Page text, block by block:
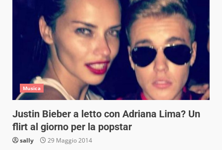
Musica
Justin Bieber a letto con Adriana Lima? Un
flirt al giorno per la popstar
sally 29 Maggio 2014